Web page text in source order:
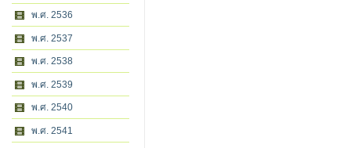
พ.ศ. 2536
พ.ศ. 2537
พ.ศ. 2538
พ.ศ. 2539
พ.ศ. 2540
พ.ศ. 2541